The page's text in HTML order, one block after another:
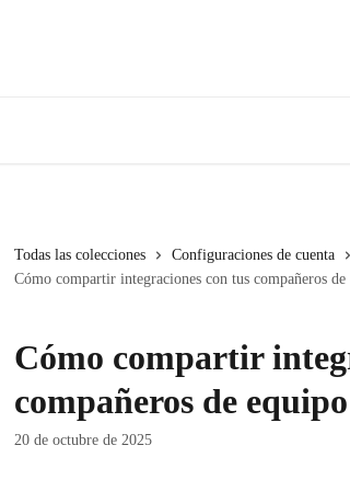
Todas las colecciones Configuraciones de cuenta
Cómo compartir integraciones con tus compañeros de
Cómo compartir
compañeros de equipo
20 de octubre de 2025